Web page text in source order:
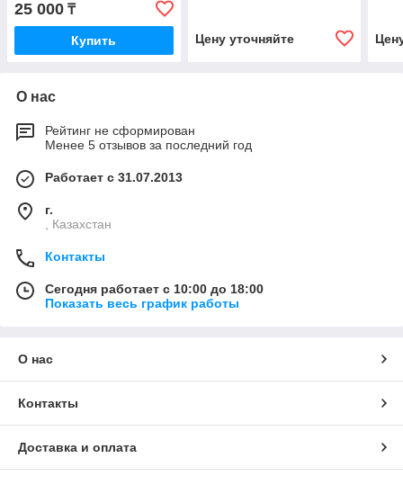
25 000 ₸
Купить Цену уточняйте
О нас
Рейтинг не сформирован
Менее 5 отзывов за последний год
Работает с 31.07.2013
г.
, Казахстан
Контакты
Сегодня работает с 10:00 до 18:00
Показать весь график работы
О нас
Контакты
Доставка и оплата